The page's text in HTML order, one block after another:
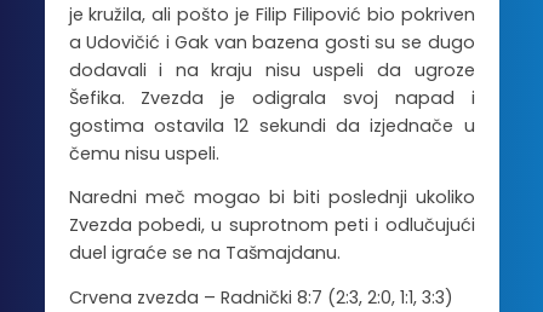
je kružila, ali pošto je Filip Filipović bio pokriven
a Udovičić i Gak van bazena gosti su se dugo
dodavali i na kraju nisu uspeli da ugroze
Šefika. Zvezda je odigrala svoj napad i
gostima ostavila 12 sekundi da izjednače u
čemu nisu uspeli.
Naredni meč mogao bi biti poslednji ukoliko
Zvezda pobedi, u suprotnom peti i odlučujući
duel igraće se na Tašmajdanu.
Crvena zvezda – Radnički 8:7 (2:3, 2:0, 1:1, 3:3)